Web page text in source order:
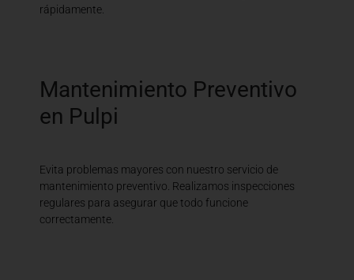
rápidamente.
Mantenimiento Preventivo
en Pulpi
Evita problemas mayores con nuestro servicio de
mantenimiento preventivo. Realizamos inspecciones
regulares para asegurar que todo funcione
correctamente.